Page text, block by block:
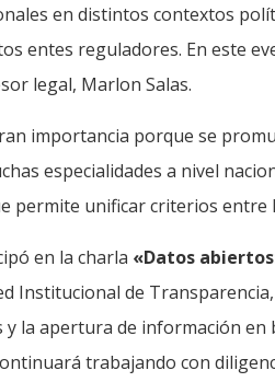
en distintos contextos
entes reguladores. En este
legal, Marlon Salas.
importancia porque se
especialidades a nivel
permite unificar criterios entre
en la charla «Datos
Institucional de
y la apertura de información en
trabajando con